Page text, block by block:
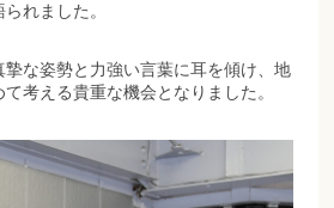
れました。
な姿勢と力強い言葉に耳を傾け、地
考える貴重な機会となりました。